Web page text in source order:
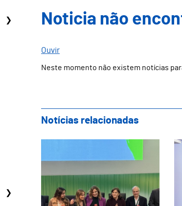
Noticia não
Ouvir
Neste momento não existem notícias
Notícias relacionadas
IPCA atribui Medalha de